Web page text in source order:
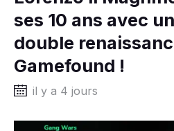
ses 10 ans avec
double
Gamefound !
il y a 4 jours